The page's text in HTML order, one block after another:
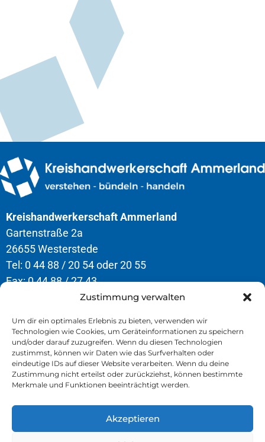
Zustimmung verwalten
Um dir ein optimales Erlebnis zu bieten, verwenden wir
Technologien wie Cookies, um Geräteinformationen zu speichern
und/oder darauf zuzugreifen. Wenn du diesen Technologien
zustimmst, können wir Daten wie das Surfverhalten oder
eindeutige IDs auf dieser Website verarbeiten. Wenn du deine
Zustimmung nicht erteilst oder zurückziehst, können bestimmte
Merkmale und Funktionen beeinträchtigt werden.
Akzeptieren
Kreishandwerkerschaft Ammerland
Gartenstraße 2a
26655 Westerstede
Tel: 0 44 88 / 20 54 oder 20 55
Fax: 0 44 88 / 27 43
Öffnungszeiten
Montag – Donnerstag
8.00 – 12.30 Uhr & 13.00 – 16.30 Uhr
Freitag
8.00 – 13.00 Uhr
» Kontakt